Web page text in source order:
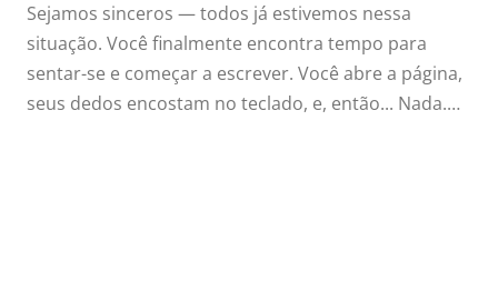
Sejamos sinceros — todos já estivemos nessa
situação. Você finalmente encontra tempo para
sentar-se e começar a escrever. Você abre a página,
seus dedos encostam no teclado, e, então... Nada.